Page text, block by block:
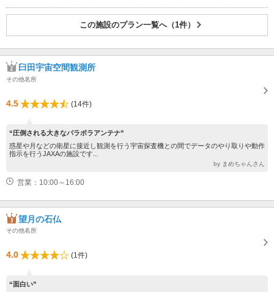
この施設のプラン一覧へ（1件）
臼田宇宙空間観測所
その他名所
4.5 (14件)
“圧倒される大きなパラボラアンテナ”
惑星や月などの衛星に接近し観測を行う宇宙探査機との間でデータのやり取りや動作
指示を行うJAXAの施設です...
by まめちゃんさん
営業：10:00～16:00
望月の石仏
その他名所
4.0 (1件)
“面白い”